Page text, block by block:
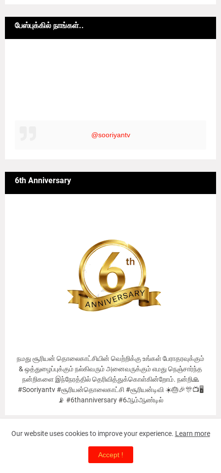
பேஸ்புக்கில் நாங்கள்..
@sooriyantv
6th Anniversary
நமது சூரியன் தொலைகாட்சியின் வெற்றிக்கு உங்கள் பேராதரவுக்கும்
& ஒத்துழைப்புக்கும் நல்கிவரும் அனைவருக்கும் எமது நெஞ்சார்ந்த
நன்றிகளை இந்நேரத்தில் தெரிவித்துக்கொள்கின்றோம். நன்றி🙏
#Sooriyantv #சூரியன்தொலைகாட்சி #சூரியன்டிவி ☀️🎂🎉🎊📺🖥
📡 #6thanniversary #6ஆம்ஆண்டில்
Our website uses cookies to improve your experience. Learn more
Accept !